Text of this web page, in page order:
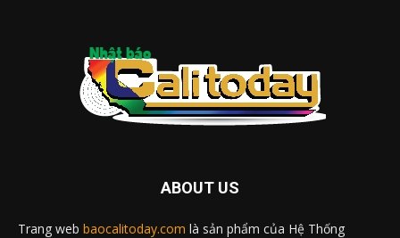
ABOUT US
Trang web baocalitoday.com là sản phẩm của Hệ Thống